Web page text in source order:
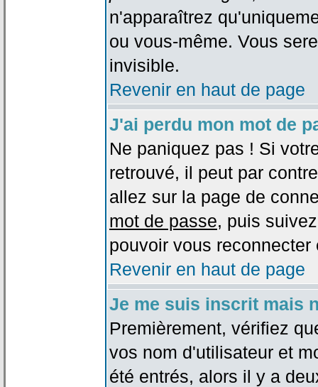
n'apparaîtrez
ou vous-même. Vous
invisible.
Revenir en haut de page
J'ai perdu mon mot de
Ne paniquez pas ! Si
retrouvé, il peut par
allez sur la page de
mot de passe, puis
pouvoir vous
Revenir en haut de page
Je me suis inscrit mais
Premièrement, vérifiez
vos nom d'utilisateur et
été entrés, alors il y a